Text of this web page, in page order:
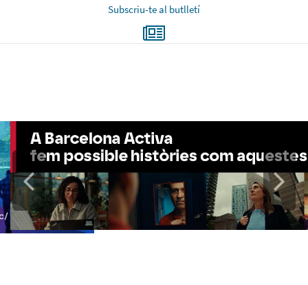
Subscriu-te al butlletí